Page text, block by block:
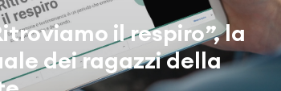
il respiro”, la
dei ragazzi della